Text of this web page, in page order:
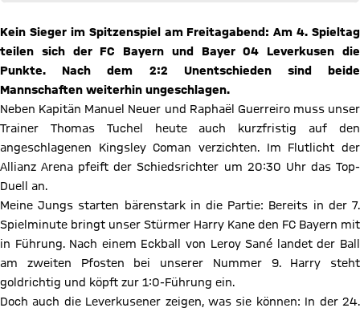
Kein Sieger im Spitzenspiel am Freitagabend: Am 4. Spieltag
teilen sich der FC Bayern und Bayer 04 Leverkusen die
Punkte. Nach dem 2:2 Unentschieden sind beide
Mannschaften weiterhin ungeschlagen.
Neben Kapitän Manuel Neuer und Raphaël Guerreiro muss unser
Trainer Thomas Tuchel heute auch kurzfristig auf den
angeschlagenen Kingsley Coman verzichten. Im Flutlicht der
Allianz Arena pfeift der Schiedsrichter um 20:30 Uhr das Top-
Duell an.
Meine Jungs starten bärenstark in die Partie: Bereits in der 7.
Spielminute bringt unser Stürmer Harry Kane den FC Bayern mit
in Führung. Nach einem Eckball von Leroy Sané landet der Ball
am zweiten Pfosten bei unserer Nummer 9. Harry steht
goldrichtig und köpft zur 1:0-Führung ein.
Doch auch die Leverkusener zeigen, was sie können: In der 24.